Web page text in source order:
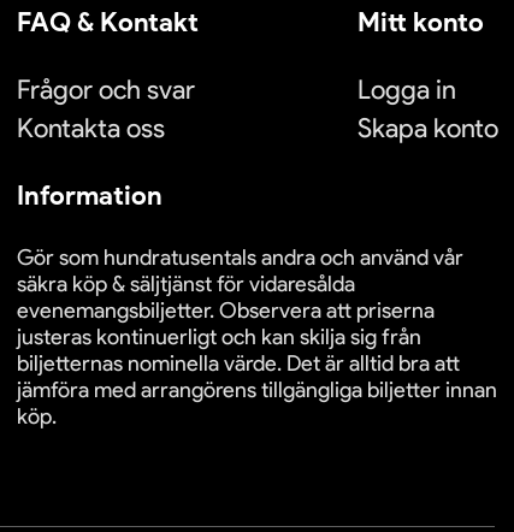
FAQ & Kontakt
Frågor och svar
Kontakta oss
Mitt konto
Logga in
Skapa konto
Information
Gör som hundratusentals andra och använd vår
säkra köp & säljtjänst för vidaresålda
evenemangsbiljetter. Observera att priserna
justeras kontinuerligt och kan skilja sig från
biljetternas nominella värde. Det är alltid bra att
jämföra med arrangörens tillgängliga biljetter innan
köp.